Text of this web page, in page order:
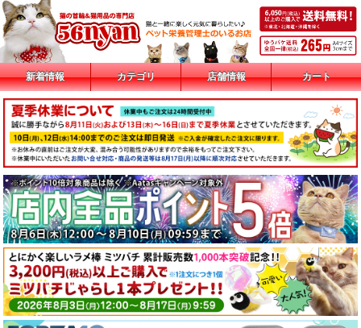
新着情報 カテゴリ 店舗情報 カート